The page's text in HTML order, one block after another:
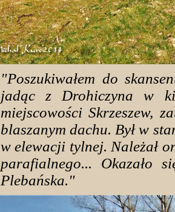
"Poszukiwałem do
jadąc z Drohiczyna w
miejscowości Skrzeszew,
blaszanym dachu. Był w
w elewacji tylnej. Należał
parafialnego... Okazało
Plebańska."